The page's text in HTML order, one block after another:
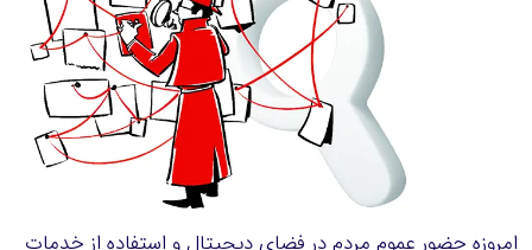
امروزه حضور عموم مردم در فضای دیجیتال و استفاده از خدمات